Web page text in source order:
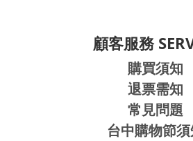
顧客服務
購買須知
退票需知
常見問題
台中購物節